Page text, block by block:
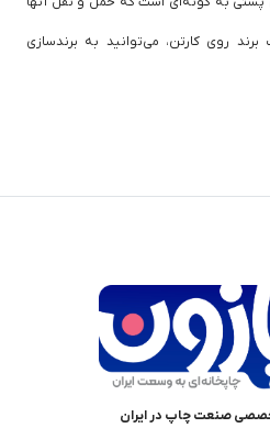
روی کارتن، می‌توانید به برندسازی
صنعت چاپ در ایران